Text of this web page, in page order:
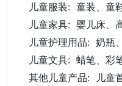
儿童服装: 童装、童
儿童家具: 婴儿床、
儿童护理用品: 奶瓶
儿童文具: 蜡笔、彩
其他儿童产品: 儿童